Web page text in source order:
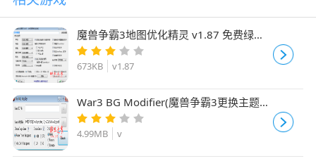
魔兽争霸3地图优化精灵 v1.87 免费绿色
版
673KB v1.87
War3 BG Modifier(魔兽争霸3更换主题背
景工具) 免费绿色版
4.99MB v